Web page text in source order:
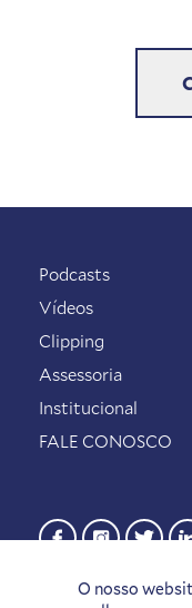
O nosso
Podcasts
Vídeos
Clipping
Assessoria
Institucional
FALE CONOSCO